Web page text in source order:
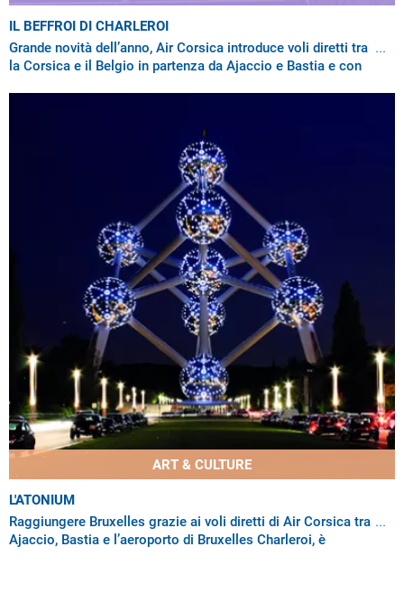
IL BEFFROI DI CHARLEROI
Grande novità dell’anno, Air Corsica introduce voli diretti tra
la Corsica e il Belgio in partenza da Ajaccio e Bastia e con
ART & CULTURE
L'ATONIUM
Raggiungere Bruxelles grazie ai voli diretti di Air Corsica tra
Ajaccio, Bastia e l’aeroporto di Bruxelles Charleroi, è